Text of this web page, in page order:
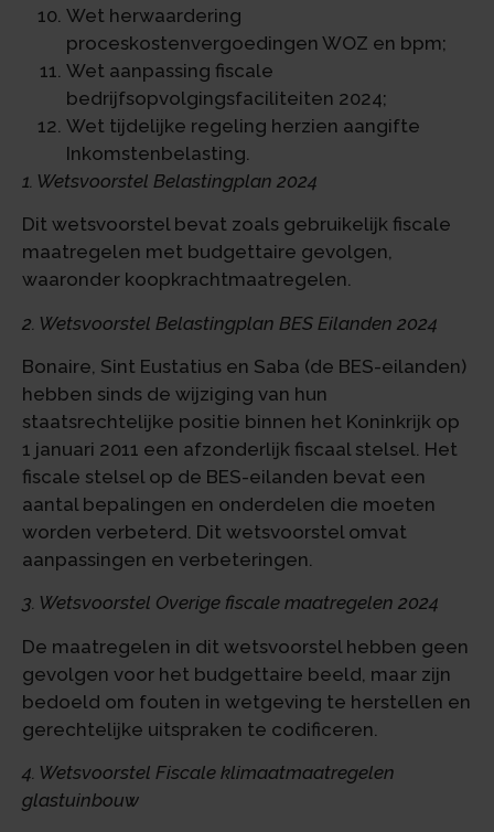
Wet herwaardering
proceskostenvergoedingen WOZ en bpm;
Wet aanpassing fiscale
bedrijfsopvolgingsfaciliteiten 2024;
Wet tijdelijke regeling herzien aangifte
Inkomstenbelasting.
1. Wetsvoorstel Belastingplan 2024
Dit wetsvoorstel bevat zoals gebruikelijk fiscale
maatregelen met budgettaire gevolgen,
waaronder koopkrachtmaatregelen.
2. Wetsvoorstel Belastingplan BES Eilanden 2024
Bonaire, Sint Eustatius en Saba (de BES-eilanden)
hebben sinds de wijziging van hun
staatsrechtelijke positie binnen het Koninkrijk op
1 januari 2011 een afzonderlijk fiscaal stelsel. Het
fiscale stelsel op de BES-eilanden bevat een
aantal bepalingen en onderdelen die moeten
worden verbeterd. Dit wetsvoorstel omvat
aanpassingen en verbeteringen.
3. Wetsvoorstel Overige fiscale maatregelen 2024
De maatregelen in dit wetsvoorstel hebben geen
gevolgen voor het budgettaire beeld, maar zijn
bedoeld om fouten in wetgeving te herstellen en
gerechtelijke uitspraken te codificeren.
4. Wetsvoorstel Fiscale klimaatmaatregelen
glastuinbouw